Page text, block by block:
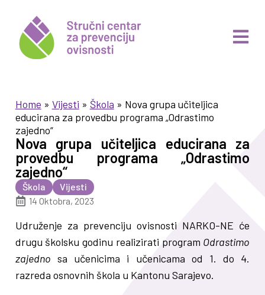
Home » Vijesti » Škola » Nova grupa učiteljica
educirana za provedbu programa „Odrastimo
zajedno“
Nova grupa učiteljica educirana za
provedbu programa „Odrastimo
zajedno“
Škola
Vijesti
14 Oktobra, 2023
Udruženje za prevenciju ovisnosti NARKO-NE će
drugu školsku godinu realizirati program Odrastimo
zajedno sa učenicima i učenicama od 1. do 4.
razreda osnovnih škola u Kantonu Sarajevo.